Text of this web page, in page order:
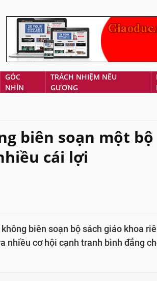
GÓC
NHÌN
TRÁCH NHIỆM NÊU
GƯƠNG
biên soạn một bộ
cái lợi
biên soạn bộ sách giáo khoa
nhiều cơ hội cạnh tranh bình đẳng